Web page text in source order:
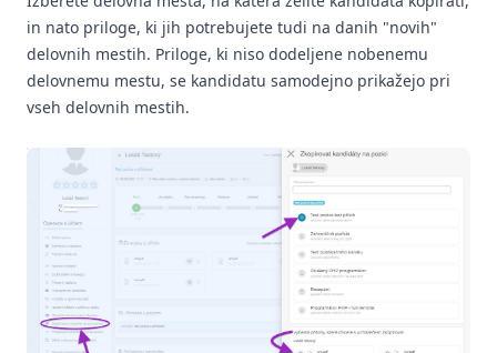
in nato priloge, ki jih potrebujete tudi na danih "novih"
delovnih mestih. Priloge, ki niso dodeljene nobenemu
delovnemu mestu, se kandidatu samodejno prikažejo pri
vseh delovnih mestih.